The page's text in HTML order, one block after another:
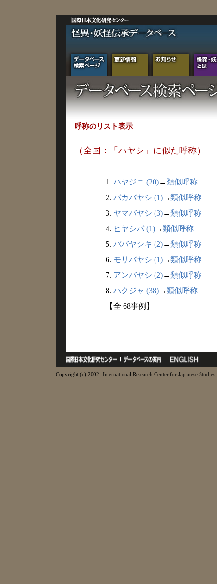
呼称のリスト表示
（全国：「ハヤシ」に似た呼称）
1. ハヤジニ (20)→類似呼称
2. バカバヤシ (1)→類似呼称
3. ヤマバヤシ (3)→類似呼称
4. ヒヤシバ (1)→類似呼称
5. ババヤシキ (2)→類似呼称
6. モリバヤシ (1)→類似呼称
7. アンバヤシ (2)→類似呼称
8. ハクジャ (38)→類似呼称
【全 68事例】
Copyright (c) 2002- International Research Center for Japanese